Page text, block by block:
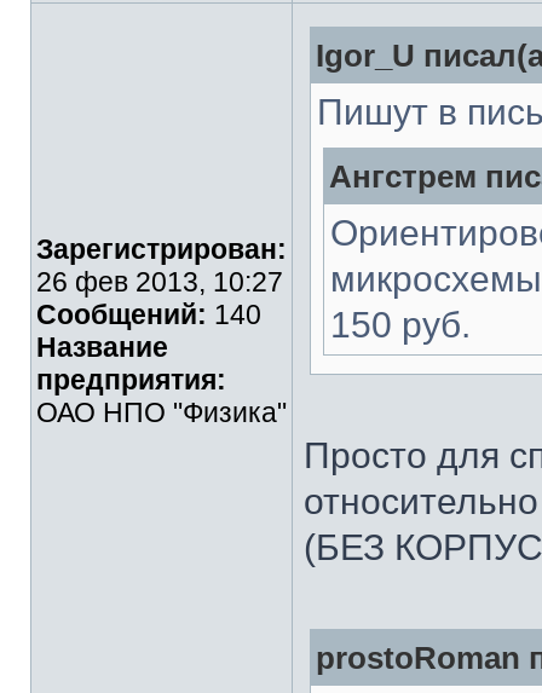
Зарегистрирован:
26 фев 2013, 10:27
Сообщений: 140
Название
предприятия:
ОАО НПО "Физика"
Igor_U
Пишут в
Ангстрем
150 руб.
Просто для
(БЕЗ
prostoRoman